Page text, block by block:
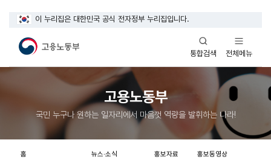
이 누리집은 대한민국 공식 전자정부 누리집입니다.
통합검색
열기
전체메뉴
열기
고용노동부
국민 누구나 원하는 일자리에서 마음껏 역량을 발휘하는 나라!
홈 뉴스·소식 홍보자료 홍보동영상